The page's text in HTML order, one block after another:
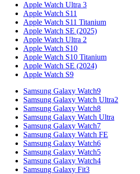
Apple Watch Ultra 3
Apple Watch S11
Apple Watch S11 Titanium
Apple Watch SE (2025)
Apple Watch Ultra 2
Apple Watch S10
Apple Watch S10 Titanium
Apple Watch SE (2024)
Apple Watch S9
Samsung Galaxy Watch9
Samsung Galaxy Watch Ultra2
Samsung Galaxy Watch8
Samsung Galaxy Watch Ultra
Samsung Galaxy Watch7
Samsung Galaxy Watch FE
Samsung Galaxy Watch6
Samsung Galaxy Watch5
Samsung Galaxy Watch4
Samsung Galaxy Fit3